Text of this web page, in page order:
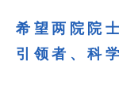
希望两院院
引领者、科